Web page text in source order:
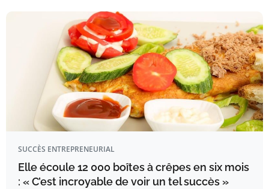
SUCCÈS ENTREPRENEURIAL
Elle écoule 12 000 boîtes à crêpes en six mois
: « C’est incroyable de voir un tel succès »